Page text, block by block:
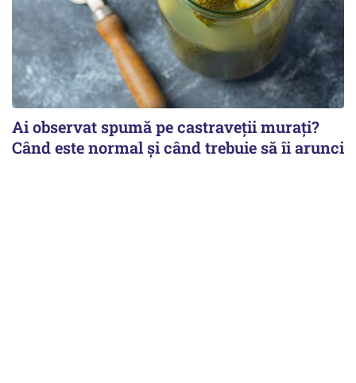
Ai observat spumă pe castraveții murați?
Când este normal și când trebuie să îi arunci